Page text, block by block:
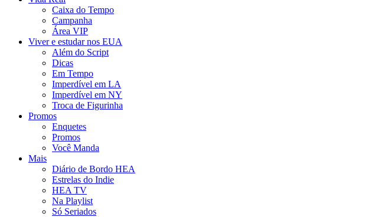
Caixa do Tempo
Campanha
Área VIP
Viver e estudar nos EUA
Além do Script
Dicas
Em Tempo
Imperdível em LA
Imperdível em NY
Troca de Figurinha
Promos
Enquetes
Promos
Você Manda
Mais
Diário de Bordo HEA
Estrelas do Indie
HEA TV
Na Playlist
Só Seriados